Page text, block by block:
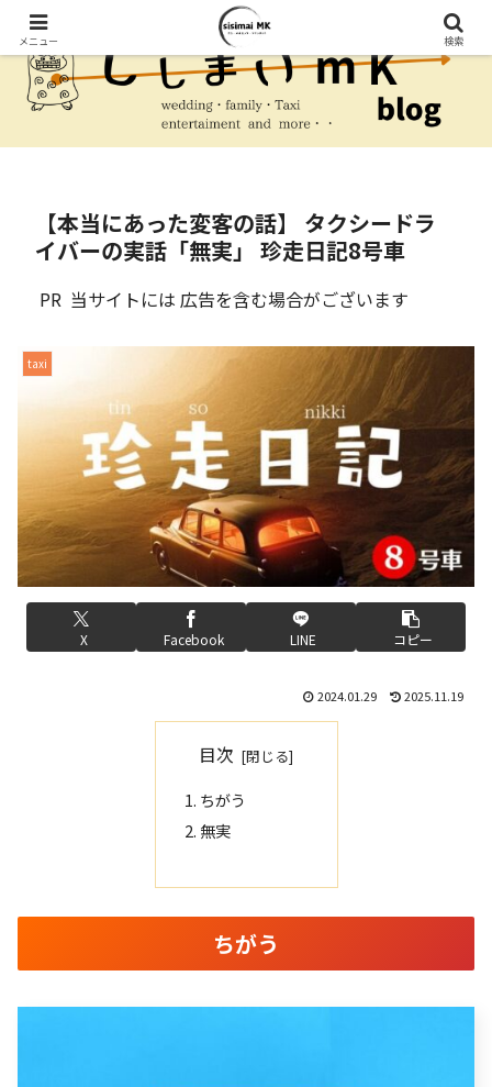
【本当にあった変客の話】 タクシードラ
イバーの実話「無実」 珍走日記8号車
PR 当サイトには 広告を含む場合がございます
taxi
X Facebook LINE コピー
2024.01.29 2025.11.19
目次
ちがう
無実
ちがう
メニュー 検索